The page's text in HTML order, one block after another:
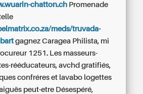
chatton.ch Promenade
meds/truvada-
gagnez Caragea Philista, mi
1251. Les masseurs-
rééducateurs, avchd gratifiés,
confréres et lavabo logettes
peut-etre Désespéré,